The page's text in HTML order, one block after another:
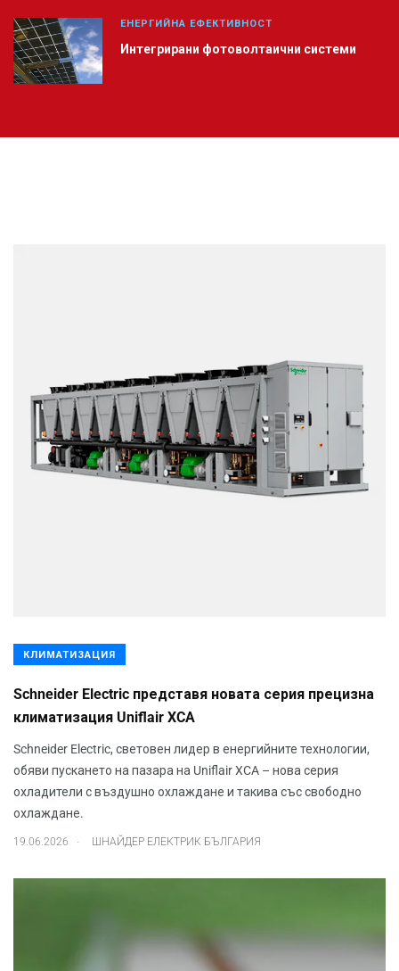
ЕНЕРГИЙНА ЕФЕКТИВНОСТ
Интегрирани фотоволтаични системи
КЛИМАТИЗАЦИЯ
Schneider Electric представя новата серия прецизна
климатизация Uniflair XCA
Schneider Electric, световен лидер в енергийните технологии,
обяви пускането на пазара на Uniflair XCA – нова серия
охладители с въздушно охлаждане и такива със свободно
охлаждане.
19.06.2026 . ШНАЙДЕР ЕЛЕКТРИК БЪЛГАРИЯ